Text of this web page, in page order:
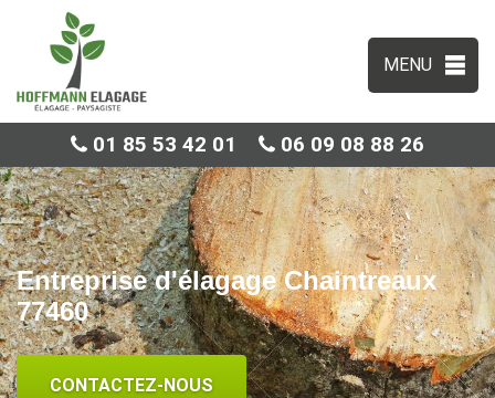
MENU
01 85 53 42 01 06 09 08 88 26
Entreprise d'élagage Chaintreaux
77460
CONTACTEZ-NOUS